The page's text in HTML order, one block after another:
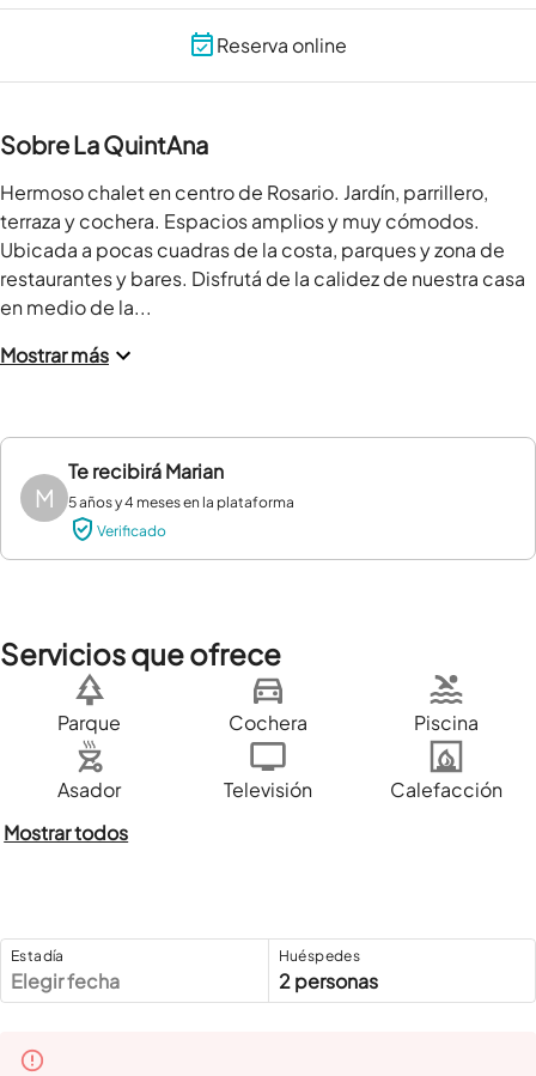
Reserva online
Sobre La QuintAna
Hermoso chalet en centro de Rosario. Jardín, parrillero,
terraza y cochera. Espacios amplios y muy cómodos.
Ubicada a pocas cuadras de la costa, parques y zona de
restaurantes y bares. Disfrutá de la calidez de nuestra casa
en medio de la...
Mostrar más
M
Te recibiráMarian
5 años y 4 meses en la plataforma
Verificado
Servicios que ofrece
Parque Cochera Piscina
Asador Televisión
Calefacción
Mostrar todos
Estadía
Elegir fecha
Huéspedes
2 personas